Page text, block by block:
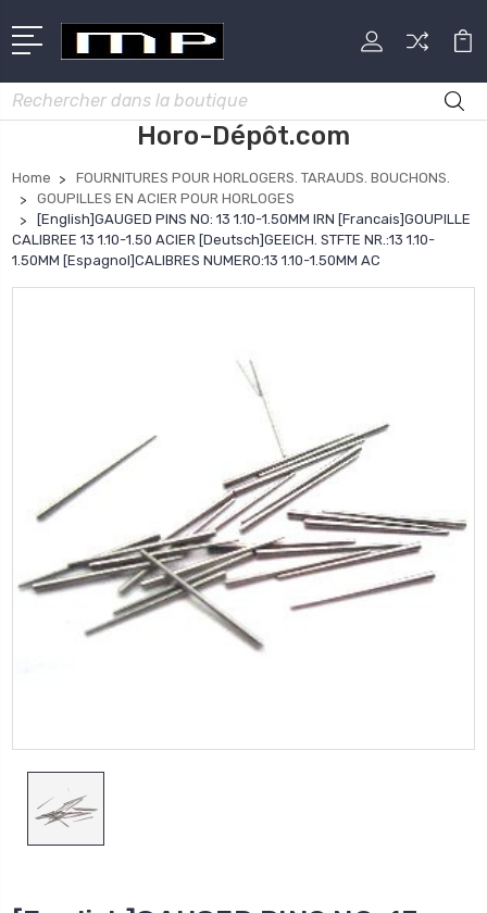
Rechercher
Horo-Dépôt.com
Home
FOURNITURES POUR HORLOGERS. TARAUDS. BOUCHONS.
GOUPILLES EN ACIER POUR HORLOGES
[English]GAUGED PINS NO: 13 1.10-1.50MM IRN [Francais]GOUPILLE
CALIBREE 13 1.10-1.50 ACIER [Deutsch]GEEICH. STFTE NR.:13 1.10-
1.50MM [Espagnol]CALIBRES NUMERO:13 1.10-1.50MM AC